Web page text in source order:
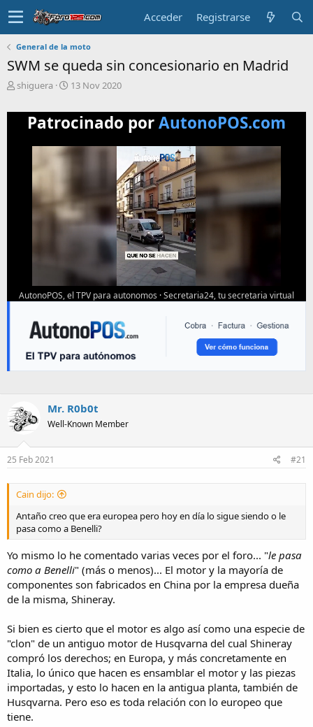
Acceder Registrarse
General de la moto
SWM se queda sin concesionario en Madrid
T
m
shiguera
F
c
h
d
c
i
13 Nov 2020
Patrocinado porAutonoPOS.com
AutonoPOS, el TPV para autonomos ·Secretaria24, tu secretaria virtual
Mr. R0b0t
Well-Known Member
25 Feb 2021 #21
Cain dijo:
Antaño creo que era europea pero hoy en día lo sigue siendo o le
pasa como a Benelli?
Yo mismo lo he comentado varias veces por el foro... "le pasa
como a Benelli" (más o menos)... El motor y la mayoría de
componentes son fabricados en China por la empresa dueña
de la misma, Shineray.
Si bien es cierto que el motor es algo así como una especie de
"clon" de un antiguo motor de Husqvarna del cual Shineray
compró los derechos; en Europa, y más concretamente en
Italia, lo único que hacen es ensamblar el motor y las piezas
importadas, y esto lo hacen en la antigua planta, también de
Husqvarna. Pero eso es toda relación con lo europeo que
tiene.